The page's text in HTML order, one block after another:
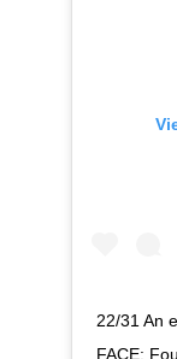
22/31 An
FACE: